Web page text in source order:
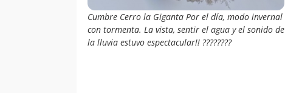
Cumbre Cerro la Giganta Por el día, modo invernal
con tormenta. La vista, sentir el agua y el sonido de
la lluvia estuvo espectacular!! ????️????